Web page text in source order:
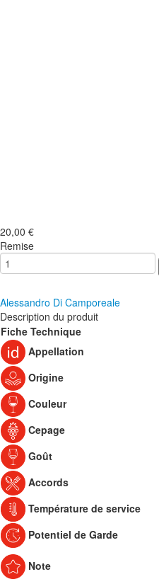
20,00 €
Remise
Alessandro Di Camporeale
Description du produit
Fiche Technique
Appellation
Origine
Couleur
Cepage
Goût
Accords
Température de service
Potentiel de Garde
Note